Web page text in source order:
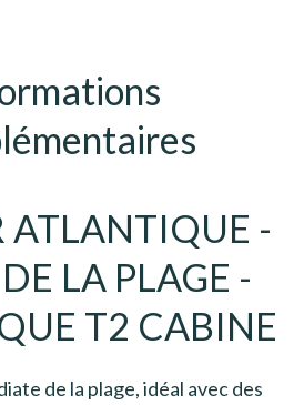
ATLANTIQUE -
LA PLAGE -
T2 CABINE
de la plage, idéal avec des